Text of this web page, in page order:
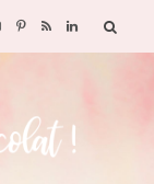
I P
n
R
S
L